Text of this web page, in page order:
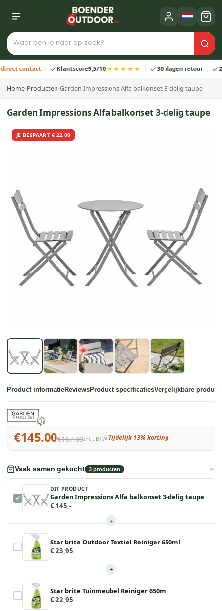
Klantscore9,5/10★★★★★ 30 dagen retour 2 jaar
Home›Producten›Garden Impressions Alfa balkonset 3-delig taupe
Garden Impressions Alfa balkonset 3-delig taupe
JE BESPAART € 22,00
Product informatieReviewsProduct specificatiesVergelijkbare
€145.00€167.00Incl. BTW Tijdelijk 13% korting
Vaak samen gekocht 3 producten
DIT PRODUCT
Garden Impressions Alfa balkonset 3-delig taupe
€ 145,-
+
Star brite Outdoor Textiel Reiniger 650ml
€ 23,95
+
Star brite Tuinmeubel Reiniger 650ml
€ 22,95